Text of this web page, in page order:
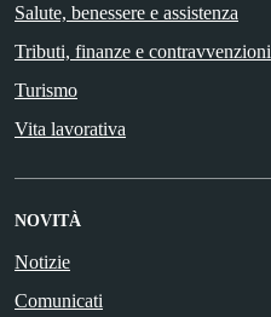
Salute, benessere e assistenza
Tributi, finanze e contravvenzioni
Turismo
Vita lavorativa
NOVITÀ
Notizie
Comunicati